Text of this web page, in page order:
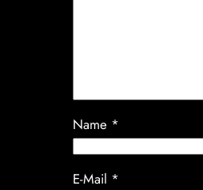
Name *
E-Mail *